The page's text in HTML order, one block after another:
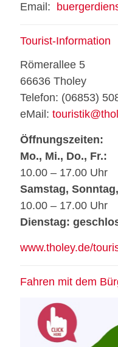
Email:
Tourist-Information
Römerallee 5
66636 Tholey
Telefon: (06853)
eMail:
Öffnungszeiten:
Mo., Mi., Do., Fr.:
10.00 – 17.00 Uhr
Samstag,
10.00 – 17.00 Uhr
Dienstag:
www.tholey.de/
Fahren mit dem